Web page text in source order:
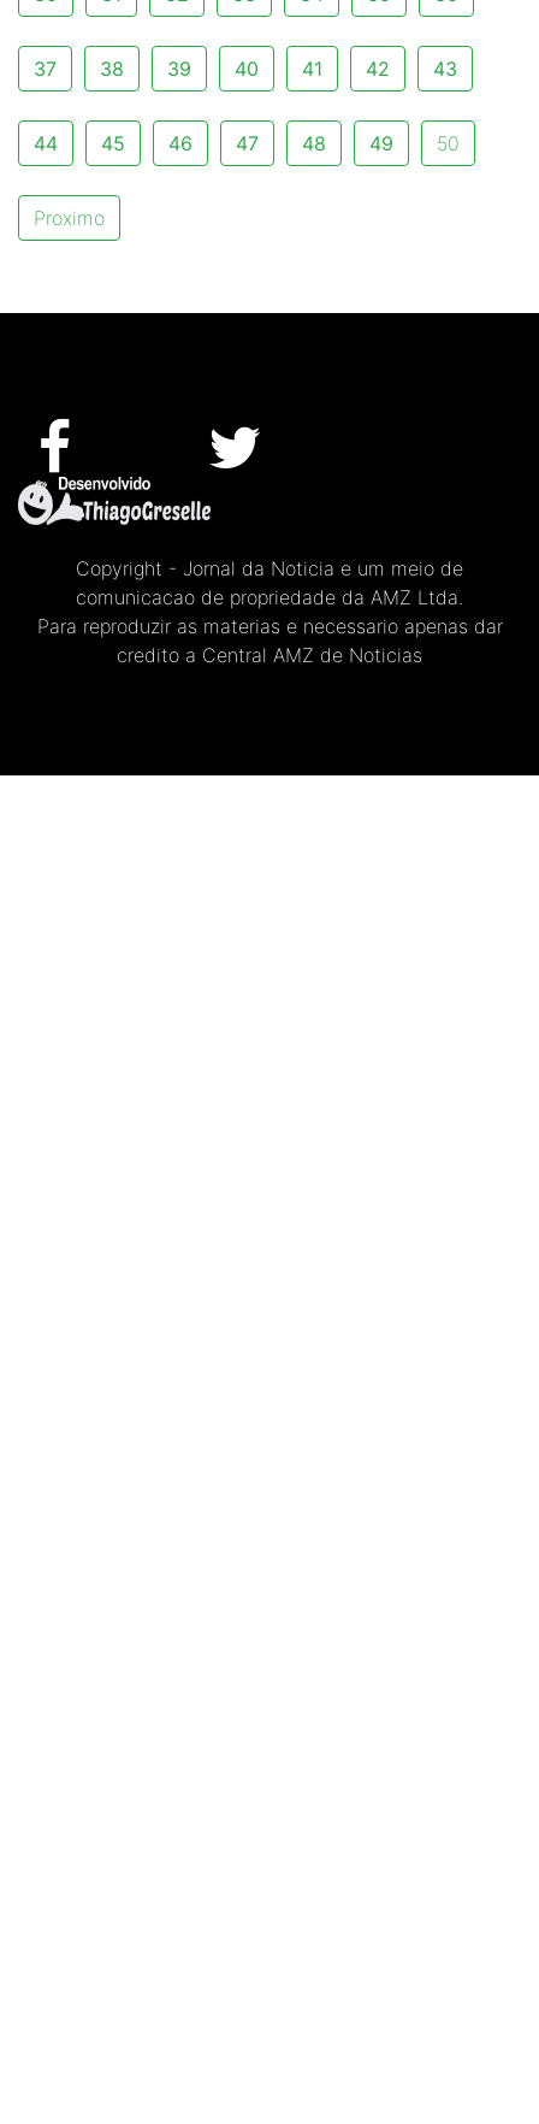
37 38 39 40 41 42 43
44 45 46 47 48 49 50
Proximo
Copyright - Jornal da Noticia e um meio de
comunicacao de propriedade da AMZ Ltda.
Para reproduzir as materias e necessario apenas dar
credito a Central AMZ de Noticias